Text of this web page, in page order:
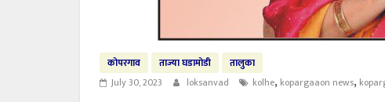
कोपरगाव ताज्या घडामोडी
तालुका
July 30, 2023
loksanvad kolhe, kopargaaon news,